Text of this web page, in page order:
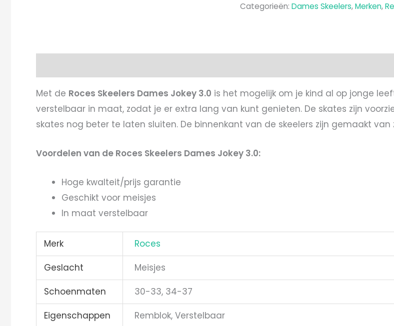
Categorieën: Dames Skeelers,Merken,
Met de Roces Skeelers Dames Jokey 3.0 is het mogelijk om je kind al op jonge
verstelbaar in maat, zodat je er extra lang van kunt genieten. De skates zijn
skates nog beter te laten sluiten. De binnenkant van de skeelers zijn gemaakt
Voordelen van de Roces Skeelers Dames Jokey 3.0:
Hoge kwalteit/prijs garantie
Geschikt voor meisjes
In maat verstelbaar
Merk
Roces
Geslacht
Meisjes
Schoenmaten
30-33, 34-37
Eigenschappen
Remblok, Verstelbaar